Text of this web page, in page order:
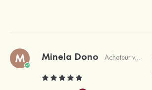
M Minela Dono Acheteur vérifié